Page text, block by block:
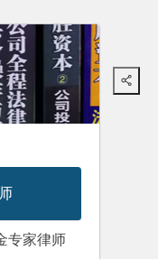
专家律师